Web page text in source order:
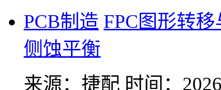
PCB制造 FPC图形转
侧蚀平衡
来源：捷配 时间：